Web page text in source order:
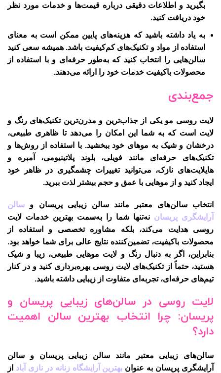
بگیرید و اطلاعات دقیقی درباره قیمت‌ها و خدمات مورد نظر
خود دریافت کنید.
به یاد داشته باشید که هزینه‌های پایین ممکن است به معنای
استفاده از مواد و تکنیک‌های کم‌کیفیت باشد. همیشه سعی کنید
سالن‌هایی را انتخاب کنید که به‌طور حرفه‌ای و با استفاده از
محصولات باکیفیت خدمات خود را ارائه می‌دهند.
جمع‌بندی
لایت روسی مو یکی از جذاب‌ترین و مدرن‌ترین تکنیک‌های رنگ و
لایت است که به شما این امکان را می‌دهد تا ظاهری طبیعی،
درخشان و شیک به موهای خود ببخشید. با استفاده از روش‌ها و
تکنیک‌های حرفه‌ای مانند فویلی، بلوند پلاتینیومی، آمبره و
هایلایت‌های نازک، می‌توانید تغییرات چشمگیری در ظاهر خود
ایجاد کنید و از موهایی با عمق و حجم بیشتر لذت ببرید.
انتخاب سالن‌های معتبر مانند سالن زیبایی پریسان و سالن
آرایشگری پریسان نه‌تنها شما را به‌سمت بهترین خدمات لایت
روسی هدایت می‌کند، بلکه مشاوره تخصصی و استفاده از
محصولات باکیفیت، تضمین‌کننده نتایج عالی برای شما خواهد بود.
بنابراین، اگر به دنبال رنگ و لایت موهایی طبیعی، زیبا و شیک
هستید، حتماً از تکنیک‌های لایت روسی بهره‌برداری کنید و در کنار
تیم‌های حرفه‌ای، تجربه‌ای متفاوت از زیبایی داشته باشید.
لایت روسی در سالن‌های زیبایی پریسان و
پریسان: چرا انتخاب بهترین سالن اهمیت
دارد؟
سالن‌های زیبایی معتبر مانند سالن زیبایی پریسان و سالن
آرایشگری پریسان به عنوان بهترین آرایشگاه زنانه در نازی آباد از